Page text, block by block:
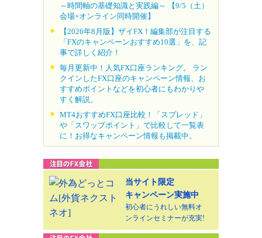
～時間軸の基礎知識と実践編～ 【9/5（土）
会場+オンライン同時開催】
【2026年8月版】ザイFX！編集部が注目する
「FXのキャンペーンおすすめ10選」を、記
事で詳しく紹介！
毎月更新中！人気FX口座ランキング。 ラン
クインしたFX口座のキャンペーン情報、お
すすめポイントなどを初心者にもわかりや
すく解説。
MT4おすすめFX口座比較！「スプレッド」
や「スワップポイント」で比較して一覧表
に！お得なキャンペーン情報も掲載中。
当サイト限定
キャンペーン実施中
初心者にうれしい無料オ
ンラインセミナーが充実!